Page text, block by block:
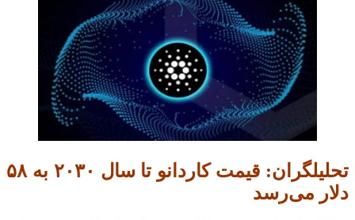
تحلیلگران: قیمت کاردانو تا سال ۲۰۳۰ به ۵۸
دلار می‌رسد